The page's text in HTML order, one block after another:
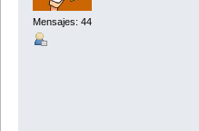
Mensajes: 44